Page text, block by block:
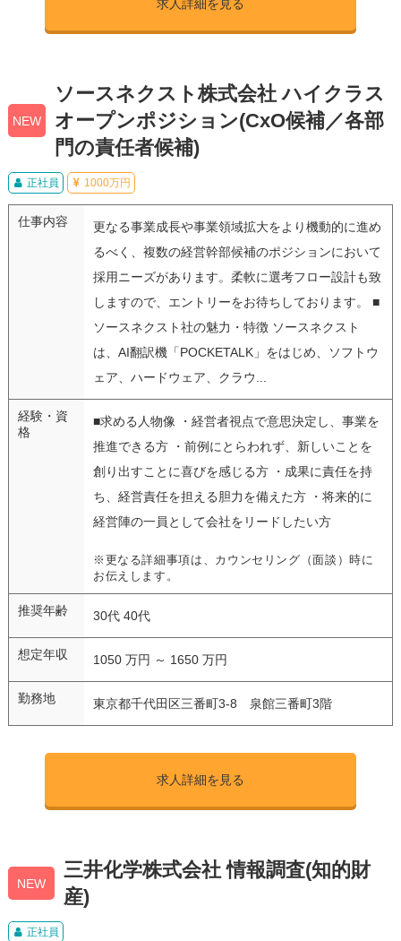
求人詳細を見る
NEW
ソースネクスト株式会社 ハイクラス
オープンポジション(CxO候補／各部
門の責任者候補)
正社員 1000万円
仕事内容
更なる事業成長や事業領域拡大をより機動的に進め
るべく、複数の経営幹部候補のポジションにおいて
採用ニーズがあります。柔軟に選考フロー設計も致
しますので、エントリーをお待ちしております。 ■
ソースネクスト社の魅力・特徴 ソースネクスト
は、AI翻訳機「POCKETALK」をはじめ、ソフトウ
ェア、ハードウェア、クラウ...
経験・資
格
■求める人物像 ・経営者視点で意思決定し、事業を
推進できる方 ・前例にとらわれず、新しいことを
創り出すことに喜びを感じる方 ・成果に責任を持
ち、経営責任を担える胆力を備えた方 ・将来的に
経営陣の一員として会社をリードしたい方
※更なる詳細事項は、カウンセリング（面談）時に
お伝えします。
推奨年齢 30代 40代
想定年収 1050 万円 ～ 1650 万円
勤務地 東京都千代田区三番町3-8 泉館三番町3階
求人詳細を見る
NEW
三井化学株式会社 情報調査(知的財
産)
正社員